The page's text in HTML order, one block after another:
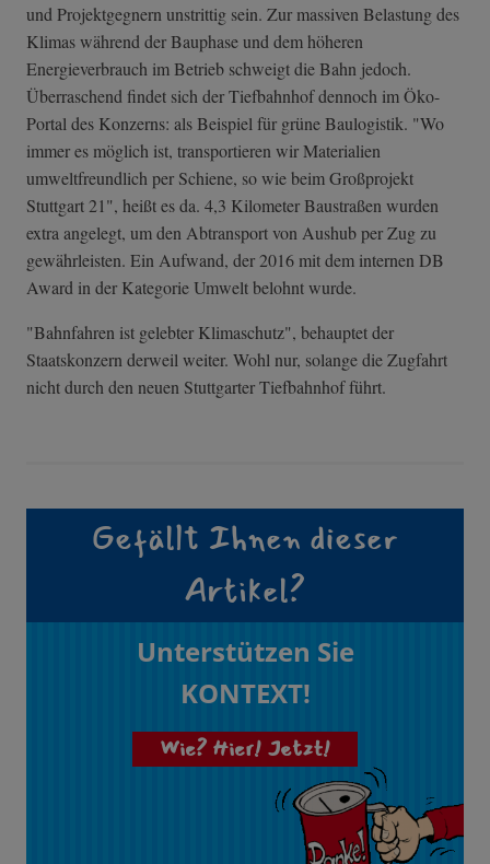
und Projektgegnern unstrittig sein. Zur massiven Belastung des
Klimas während der Bauphase und dem höheren
Energieverbrauch im Betrieb schweigt die Bahn jedoch.
Überraschend findet sich der Tiefbahnhof dennoch im Öko-
Portal des Konzerns: als Beispiel für grüne Baulogistik. "Wo
immer es möglich ist, transportieren wir Materialien
umweltfreundlich per Schiene, so wie beim Großprojekt
Stuttgart 21", heißt es da. 4,3 Kilometer Baustraßen wurden
extra angelegt, um den Abtransport von Aushub per Zug zu
gewährleisten. Ein Aufwand, der 2016 mit dem internen DB
Award in der Kategorie Umwelt belohnt wurde.
"Bahnfahren ist gelebter Klimaschutz", behauptet der
Staatskonzern derweil weiter. Wohl nur, solange die Zugfahrt
nicht durch den neuen Stuttgarter Tiefbahnhof führt.
Gefällt Ihnen dieser
Artikel?
Unterstützen Sie
KONTEXT!
Wie? Hier! Jetzt!